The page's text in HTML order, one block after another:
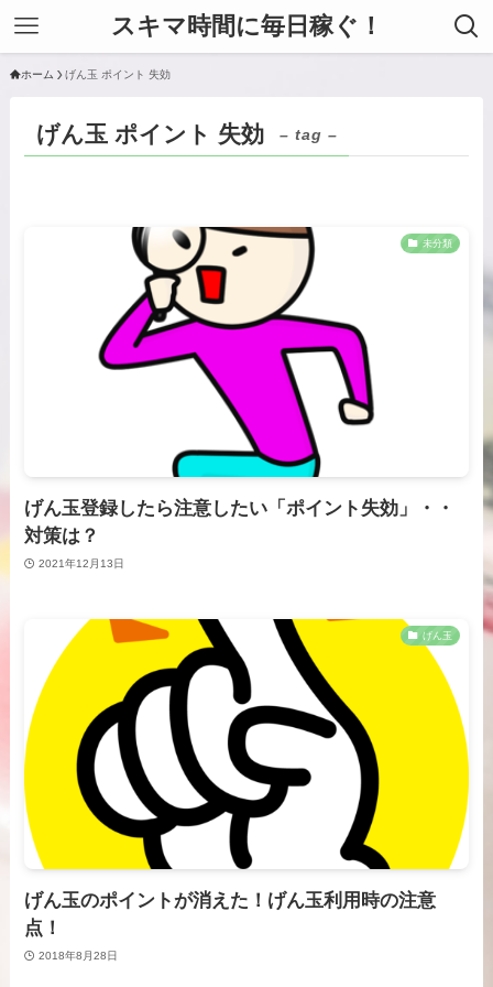
スキマ時間に毎日稼ぐ！
ホーム げん玉 ポイント 失効
げん玉 ポイント 失効 – tag –
未分類
げん玉登録したら注意したい「ポイント失効」・・
対策は？
2021年12月13日
げん玉
げん玉のポイントが消えた！げん玉利用時の注意
点！
2018年8月28日